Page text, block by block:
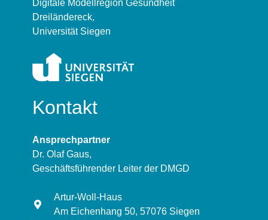
Digitale Modellregion Gesundheit
Dreiländereck,
Universität Siegen
Kontakt
Ansprechpartner
Dr. Olaf Gaus,
Geschäftsführender Leiter der DMGD
Artur-Woll-Haus
Am Eichenhang 50, 57076 Siegen